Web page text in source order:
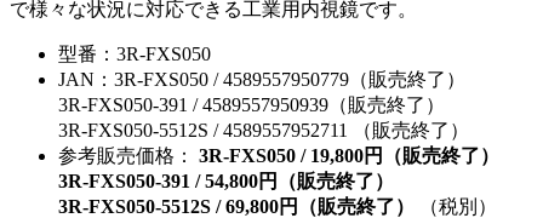
で様々な状況に対応できる工業用内視鏡です。
型番： 3R-FXS050
JAN： 3R-FXS050 / 4589557950779（販売終了）
3R-FXS050-391 / 4589557950939（販売終了）
3R-FXS050-5512S / 4589557952711 （販売終了）
参考販売価格：
3R-FXS050 / 19,800円（販売終了）
3R-FXS050-391 / 54,800円（販売終了）
3R-FXS050-5512S / 69,800円（販売終了）
（税別）